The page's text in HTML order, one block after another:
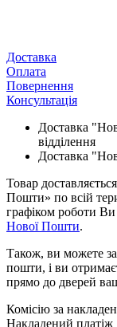
Доставка
Оплата
Повернення
Консультація
Доставка
відділення
Доставка
Товар
Пошти» по всій
графіком роботи
Нової Пошти.
Також, ви можете
пошти, і ви
прямо до дверей
Комісію за
Накладений платіж